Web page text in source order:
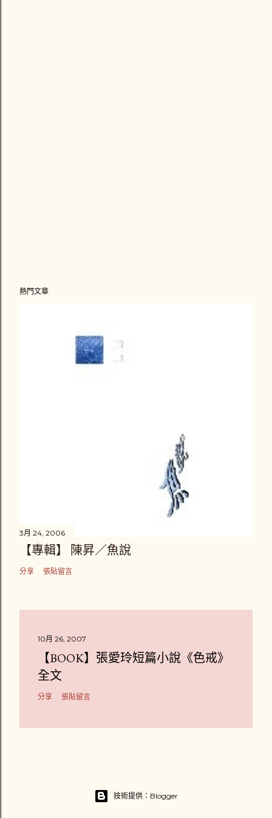
熱門文章
3月 24, 2006
【專輯】 陳昇／魚說
分享 張貼留言
10月 26, 2007
【BOOK】張愛玲短篇小說《色戒》
全文
分享 張貼留言
技術提供：Blogger